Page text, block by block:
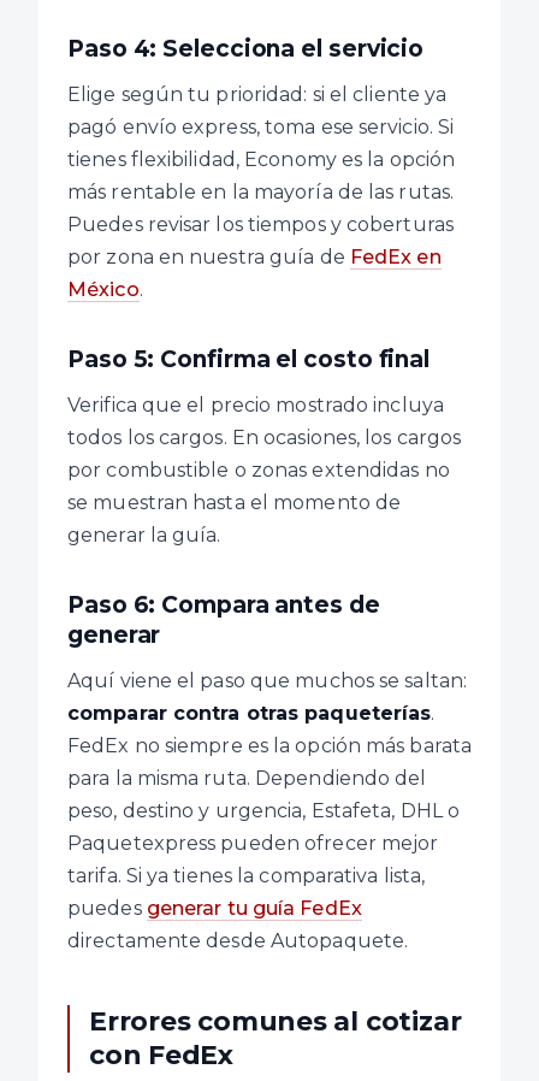
Paso 4: Selecciona el servicio
Elige según tu prioridad: si el cliente ya
pagó envío express, toma ese servicio. Si
tienes flexibilidad, Economy es la opción
más rentable en la mayoría de las rutas.
Puedes revisar los tiempos y coberturas
por zona en nuestra guía de FedEx en
México.
Paso 5: Confirma el costo final
Verifica que el precio mostrado incluya
todos los cargos. En ocasiones, los cargos
por combustible o zonas extendidas no
se muestran hasta el momento de
generar la guía.
Paso 6: Compara antes de
generar
Aquí viene el paso que muchos se saltan:
comparar contra otras paqueterías.
FedEx no siempre es la opción más barata
para la misma ruta. Dependiendo del
peso, destino y urgencia, Estafeta, DHL o
Paquetexpress pueden ofrecer mejor
tarifa. Si ya tienes la comparativa lista,
puedes generar tu guía FedEx
directamente desde Autopaquete.
Errores comunes al cotizar
con FedEx